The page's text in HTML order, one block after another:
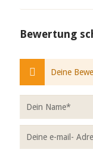
Bewertung
Deine